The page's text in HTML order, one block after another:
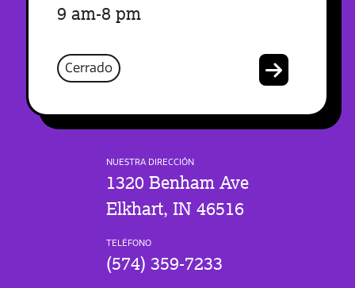
9 am-8 pm
Cerrado
NUESTRA DIRECCIÓN
1320 Benham Ave
Elkhart, IN 46516
TELÉFONO
(574) 359-7233